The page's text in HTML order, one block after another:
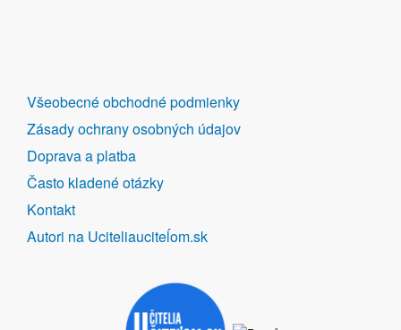
DALŠÍ
ODKAZY
Všeobecné obchodné podmienky
Zásady ochrany osobných údajov
Doprava a platba
Často kladené otázky
Kontakt
Autori na Uciteliauciteĺom.sk